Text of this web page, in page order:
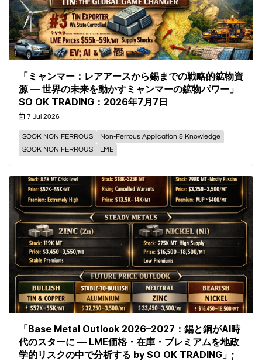
「ミャンマー：レアアースから錫までの戦略的鉱物資
源 — 世界の未来を動かすミャンマーの鉱物パワー」
SO OK TRADING：2026年7月7日
7 Jul 2026
SOOK NON FERROUS
Non-Ferrous Application & Knowledge
SOOK NON FERROUS
LME
「Base Metal Outlook 2026–2027：錫と銅がAI時
代のスターに — LME価格・在庫・プレミアムを地政
学的リスクの中で分析する by SO OK TRADING」;